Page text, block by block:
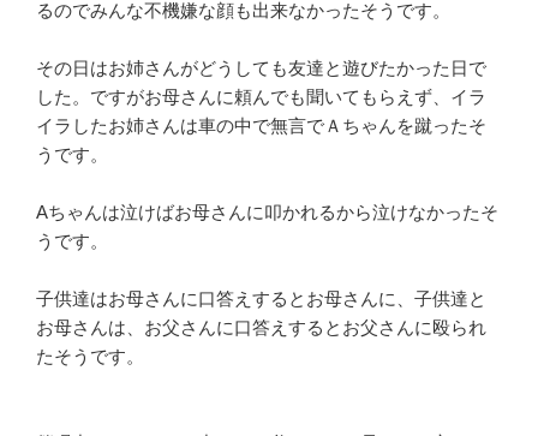
るのでみんな不機嫌な顔も出来なかったそうです。
その日はお姉さんがどうしても友達と遊びたかった日で
した。ですがお母さんに頼んでも聞いてもらえず、イラ
イラしたお姉さんは車の中で無言でＡちゃんを蹴ったそ
うです。
Aちゃんは泣けばお母さんに叩かれるから泣けなかったそ
うです。
子供達はお母さんに口答えするとお母さんに、子供達と
お母さんは、お父さんに口答えするとお父さんに殴られ
たそうです。